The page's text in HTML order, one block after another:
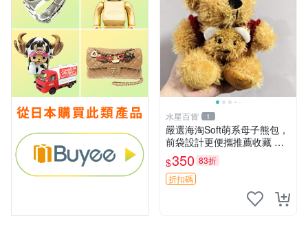
水星百貨 1
嚴選海淘Soft萌系母子熊包，
前袋設計更便攜推薦收藏 母
子熊 軟綿綿 包包
$350 83折
折扣碼